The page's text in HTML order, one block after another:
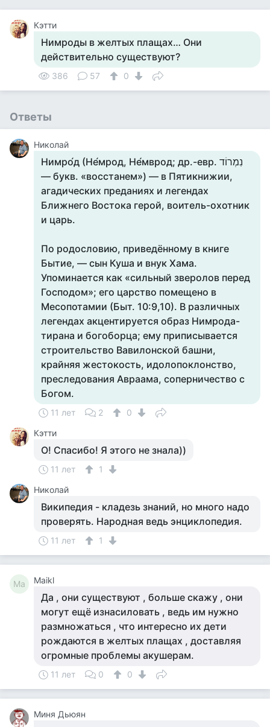
Кэтти
Нимроды в желтых плащах… Они
действительно существуют?
386 57 0
Ответы
Николай
Нимро́д (Не́мрод, Не́мврод; др.-евр. נִמְרוֹד‎
— букв. «восстанем») — в Пятикнижии,
агадических преданиях и легендах
Ближнего Востока герой, воитель-охотник
и царь.
По родословию, приведённому в книге
Бытие, — сын Куша и внук Хама.
Упоминается как «сильный зверолов перед
Господом»; его царство помещено в
Месопотамии (Быт. 10:9,10). В различных
легендах акцентируется образ Нимрода-
тирана и богоборца; ему приписывается
строительство Вавилонской башни,
крайняя жестокость, идолопоклонство,
преследования Авраама, соперничество с
Богом.
11 лет 2
0
Кэтти
О! Спасибо! Я этого не знала))
11 лет
1
Николай
Википедия - кладезь знаний, но много надо
проверять. Народная ведь энциклопедия.
11 лет 1
Ma Maikl
Да , они существуют , больше скажу , они
могут ещё изнасиловать , ведь им нужно
размножаться , что интересно их дети
рождаются в желтых плащах , доставляя
огромные проблемы акушерам.
11 лет 0 0
Миня Дьюян